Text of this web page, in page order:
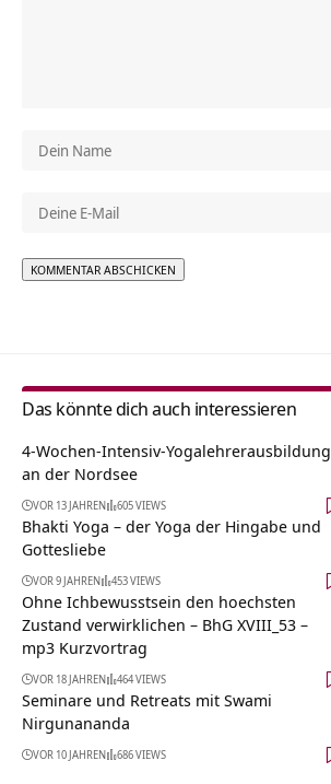
Das könnte dich auch interessieren
4-Wochen-Intensiv-Yogalehrerausbildung
an der Nordsee
VOR 13 JAHREN 605 VIEWS
Bhakti Yoga – der Yoga der Hingabe und
Gottesliebe
VOR 9 JAHREN 453 VIEWS
Ohne Ichbewusstsein den hoechsten
Zustand verwirklichen – BhG XVIII_53 –
mp3 Kurzvortrag
VOR 18 JAHREN 464 VIEWS
Seminare und Retreats mit Swami
Nirgunananda
VOR 10 JAHREN 686 VIEWS